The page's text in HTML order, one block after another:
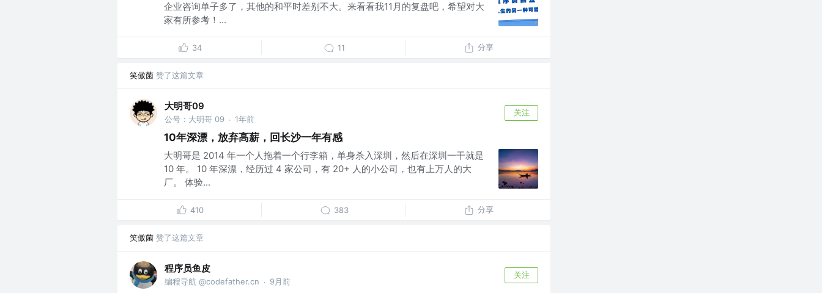
企业咨询单子多了，其他的和平时差别不大。来看看我11月的复盘吧，希望对大
家有所参考！...
34 11 分享
笑傲菌 赞了这篇文章
大明哥09
公号：大明哥 09 · 1年前
关注
10年深漂，放弃高薪，回长沙一年有感
大明哥是 2014 年一个人拖着一个行李箱，单身杀入深圳，然后在深圳一干就是
10 年。 10 年深漂，经历过 4 家公司，有 20+ 人的小公司，也有上万人的大
厂。 体验...
410 383 分享
笑傲菌 赞了这篇文章
程序员鱼皮
编程导航 @codefather.cn · 9月前
关注